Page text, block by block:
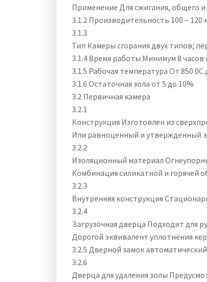
Применение Для сжигания, общего и
3.1.2 Производительность 100 – 120
3.1.3
Тип Камеры сгорания двух типов;
3.1.4 Время работы Минимум 8 часов
3.1.5 Рабочая температура От 850
3.1.6 Остаточная зола от 5 до 10%
3.2 Первичная камера
3.2.1
Конструкция Изготовлен из
Или равноценный и утвержденный
3.2.2
Изоляционный материал
Комбинация силикатной и горячей
3.2.3
Внутренняя конструкция
3.2.4
Загрузочная дверца Подходит для
Дорогой эквивалент уплотнения
3.2.5 Дверной замок
3.2.6
Дверца для удаления золы